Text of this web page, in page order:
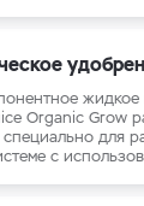
жидкое
Organic Grow
для
с